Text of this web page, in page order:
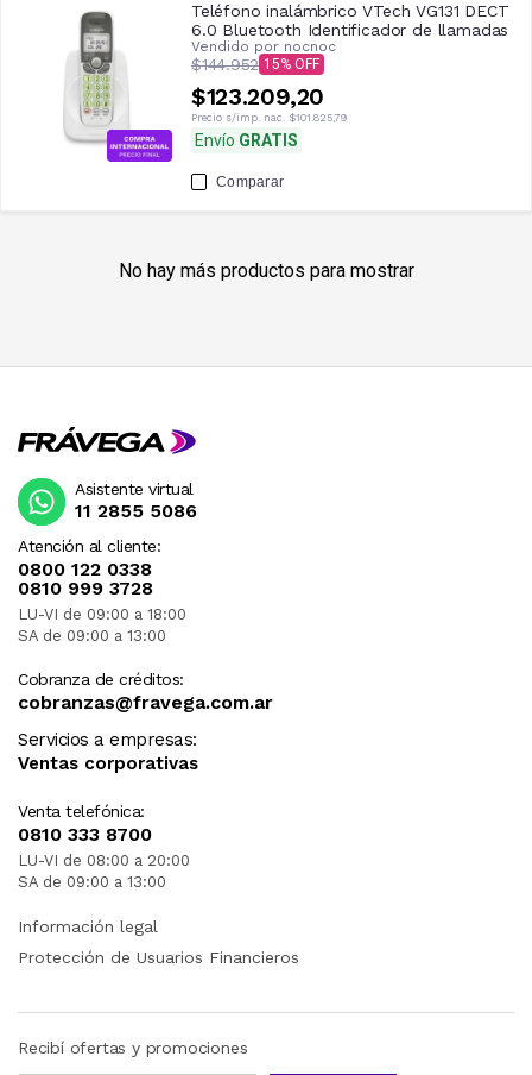
Teléfono inalámbrico VTech VG131 DECT
6.0 Bluetooth Identificador de llamadas
Vendido por nocnoc
$144.952 15
$123.209,20
Precio s/imp. nac. $101.825,79
Envío GRATIS
Comparar
No hay más productos para mostrar
Atención al cliente:
0800 122 0338
0810 999 3728
LU-VI de 09:00 a 18:00
SA de 09:00 a 13:00
Cobranza de créditos:
cobranzas@fravega.com.ar
Servicios a empresas:
Ventas corporativas
Venta telefónica:
0810 333 8700
LU-VI de 08:00 a 20:00
SA de 09:00 a 13:00
Asistente virtual
11 2855 5086
Información legal
Protección de Usuarios Financieros
Recibí ofertas y promociones